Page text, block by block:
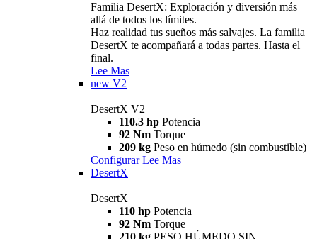
Familia DesertX: Exploración y diversión más
allá de todos los límites.
Haz realidad tus sueños más salvajes. La familia
DesertX te acompañará a todas partes. Hasta el
final.
Lee Mas
new V2
DesertX V2
110.3 hp Potencia
92 Nm Torque
209 kg Peso en húmedo (sin combustible)
Configurar Lee Mas
DesertX
DesertX
110 hp Potencia
92 Nm Torque
210 kg PESO HÚMEDO SIN